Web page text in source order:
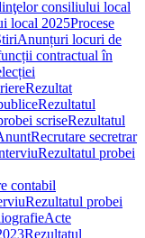
consiliului local
local 2025Procese
Anunțuri locuri de
contractual în
Rezultat
Rezultatul
scriseRezultatul
Recrutare secretrar
Rezultatul probei
contabil
Rezultatul probei
Acte
Rezultatul